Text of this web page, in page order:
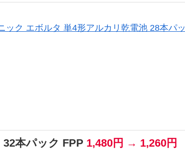
ック エボルタ 単4形アルカリ乾電池 28本パッ
本パック FPP 1,480円 → 1,260円